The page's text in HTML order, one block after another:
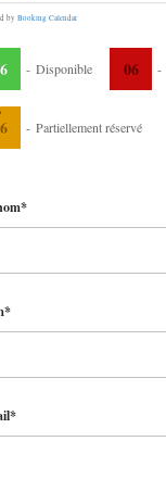
by Booking Calendar
- Disponible 06 -
- Partiellement réservé